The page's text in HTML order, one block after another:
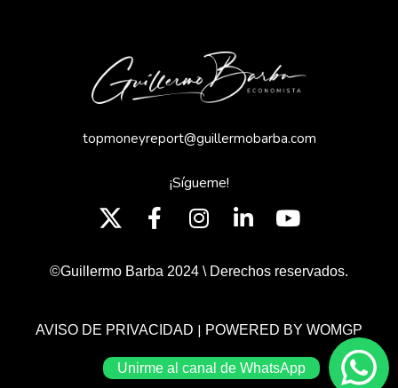
topmoneyreport@guillermobarba.com
¡Sígueme!
©Guillermo Barba 2024 \ Derechos reservados.
AVISO DE PRIVACIDAD | POWERED BY WOMGP
Unirme al canal de WhatsApp